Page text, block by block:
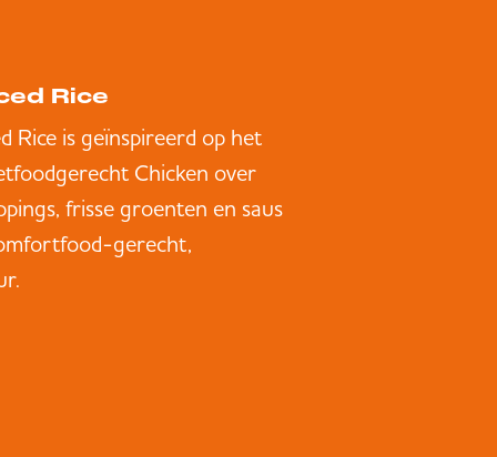
Rice
Rice is geïnspireerd op het
Chicken over
frisse groenten en saus
gerecht,